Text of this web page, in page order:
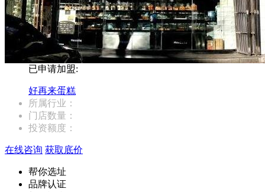
已申请加盟:
好再来蛋糕
所属行业：
门店数量：
投资额度：
在线咨询 获取底价
帮你选址
品牌认证